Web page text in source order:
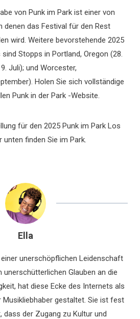
von Punk im Park ist einer von
denen das Festival für den Rest
wird. Weitere bevorstehende 2025
Stopps in Portland, Oregon (28.
Juli); und Worcester,
Holen Sie sich vollständige
Punk in der Park -Website.
für den 2025 Punk im Park Los
finden Sie im Park.
Ella
unerschöpflichen Leidenschaft
unerschütterlichen Glauben an die
hat diese Ecke des Internets als
gestaltet. Sie ist fest
dass der Zugang zu Kultur und